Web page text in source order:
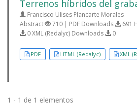
Terrenos híbridos del
Francisco Ulises Plancarte Morales
Abstract
710 | PDF Downloads
691
0 XML (Redalyc) Downloads
0
PDF HTML (Redalyc) XML
1 - 1 de 1 elementos